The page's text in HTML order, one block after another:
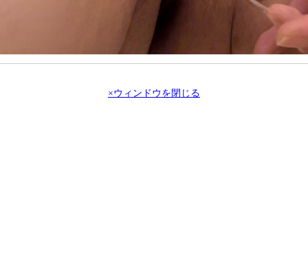
×ウィンドウを閉じる